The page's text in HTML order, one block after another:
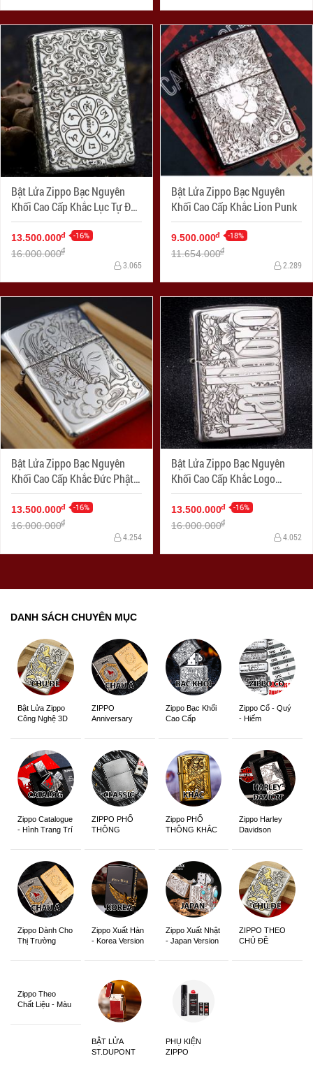
Bật Lửa Zippo Bạc Nguyên
Khối Cao Cấp Khắc Lục Tự Đại
Minh Chú Armor
13.500.000đ -16%
16.000.000đ
3.065
Bật Lửa Zippo Bạc Nguyên
Khối Cao Cấp Khắc Lion Punk
9.500.000đ -18%
11.654.000đ
2.289
Bật Lửa Zippo Bạc Nguyên
Khối Cao Cấp Khắc Đức Phật
Và Quỷ Bản Armor
13.500.000đ -16%
16.000.000đ
4.254
Bật Lửa Zippo Bạc Nguyên
Khối Cao Cấp Khắc Logo
Marlboro Phiên Bản Amor
13.500.000đ -16%
16.000.000đ
4.052
DANH SÁCH CHUYÊN MỤC
Bật Lửa Zippo
Công Nghệ 3D
ZIPPO
Anniversary
Zippo Bạc Khối
Cao Cấp
Zippo Cổ - Quý
- Hiếm
Zippo Catalogue
- Hình Trang Trí
ZIPPO PHỔ
THÔNG
Zippo PHỔ
THÔNG KHẮC
Zippo Harley
Davidson
Zippo Dành Cho
Thị Trường
Zippo Xuất Hàn
- Korea Version
Zippo Xuất Nhật
- Japan Version
ZIPPO THEO
CHỦ ĐỀ
Zippo Theo
Chất Liệu - Màu
BẬT LỬA
ST.DUPONT
PHỤ KIỆN
ZIPPO